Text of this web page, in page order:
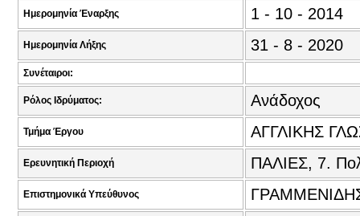
Ημερομηνία Έναρξης 1 - 10 - 2014
Ημερομηνία Λήξης 31 - 8 - 2020
Συνέταιροι:
Ρόλος Ιδρύματος: Ανάδοχος
Τμήμα Έργου ΑΓΓΛΙΚΗΣ
Ερευνητική Περιοχή ΠΑΛΙΕΣ, 7.
Επιστημονικά Υπεύθυνος